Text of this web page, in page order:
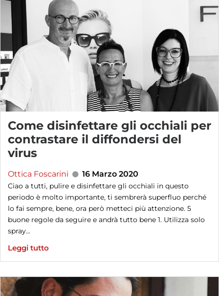
Come disinfettare gli occhiali per
contrastare il diffondersi del
virus
Ottica Foscarini 16 Marzo 2020
Ciao a tutti, pulire e disinfettare gli occhiali in questo
periodo è molto importante, ti sembrerà superfluo perché
lo fai sempre, bene, ora però metteci più attenzione. 5
buone regole da seguire e andrà tutto bene 1. Utilizza solo
spray...
Leggi tutto